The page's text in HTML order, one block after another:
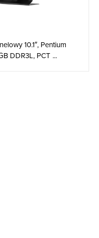
10.1″, Pentium
DDR3L, PCT ...